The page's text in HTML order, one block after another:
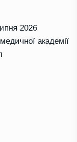
2026
академії